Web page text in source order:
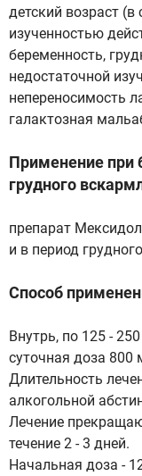
детский возраст (в
изученностью
беременность,
недостаточной
непереносимость
галактозная
Применение при
грудного
препарат
и в период
Способ
Внутрь, по 125 -
суточная доза 800
Длительность
алкогольной
Лечение
течение 2 - 3 дней.
Начальная доза -